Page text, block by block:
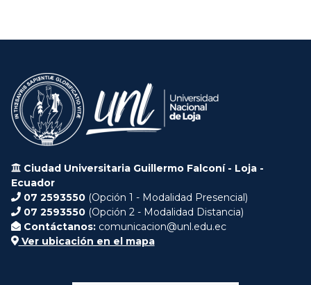
Ciudad Universitaria Guillermo Falconí - Loja -
Ecuador
07 2593550 (Opción 1 - Modalidad Presencial)
07 2593550 (Opción 2 - Modalidad Distancia)
Contáctanos: comunicacion@unl.edu.ec
Ver ubicación en el mapa